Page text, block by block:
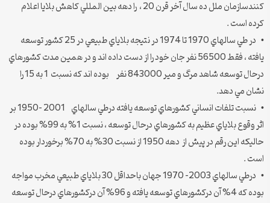
كنندسازمان ملل ده سال آخر قرن 20 ، را دهه بين المللي كاهش بلايا اعلام
كرده است .
• در طي سالهاي 1970 تا 1974 در نتيجه بلاياي طبيعي در 25 كشور توسعه
يافته ، فقط 56500 نفر جان خود را از دست داده اند و در همين مدت كشورهاي
درحال توسعه شاهد مرگ و مير 843000 نفر بوده اند كه نسبت 1 به 15 را
نشان مي دهد.
• نسبت تلفات انساني كشورهاي توسعه يافته درطي سالهاي 2001 -1950 بر
اثر وقوع بلاياي عظيم به كشورهاي درحال توسعه ، نسبت 1% به 99% بوده در
حاليكه اين رقم در پيش از دهه 1950 از نسبت 30% به 70% برخوردار بوده
است .
• درطي سالهاي 2003- 1970 جهان باحداقل 30 بلاياي طبيعي مخرب مواجه
بوده كه 4% آن دركشورهاي توسعه يافته و 96% آن دركشورهاي درحال توسعه